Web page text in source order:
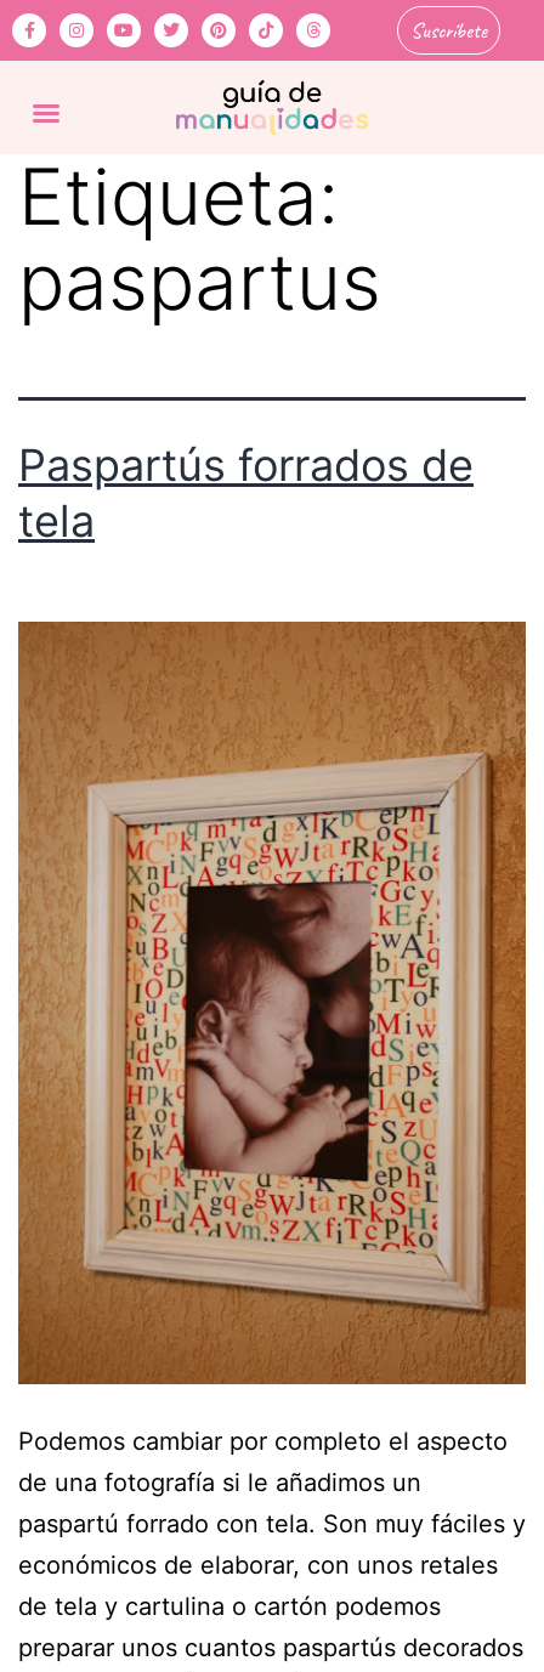
Suscríbete
Etiqueta:
paspartus
Paspartús forrados de
tela
Podemos cambiar por completo el aspecto
de una fotografía si le añadimos un
paspartú forrado con tela. Son muy fáciles y
económicos de elaborar, con unos retales
de tela y cartulina o cartón podemos
preparar unos cuantos paspartús decorados